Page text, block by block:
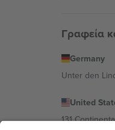
Γραφεία
Germany
Unter den
United
131